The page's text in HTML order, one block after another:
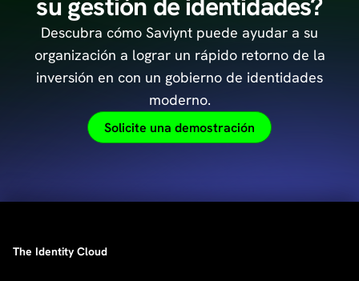
Descubra cómo Saviynt puede ayudar a su
organización a lograr un rápido retorno de la
inversión en con un gobierno de identidades
moderno.
Solicite una demostración
The Identity Cloud